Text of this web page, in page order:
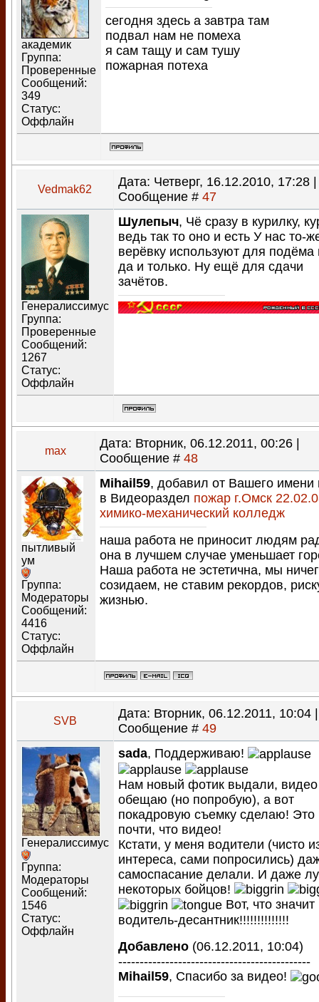
академик
Группа:
Проверенные
Сообщений:
349
Статус:
Оффлайн
сегодня здесь а завтра там
подвал нам не помеха
я сам тащу и сам тушу
пожарная потеха
Vedmak62
Дата: Четверг, 16.12.2010, 17:28 |
Сообщение # 47
Генералиссимус
Группа:
Проверенные
Сообщений:
1267
Статус:
Оффлайн
Шулепыч, Чё сразу в курилку,
ведь так то оно и есть У нас то-
верёвку используют для подёма
да и только. Ну ещё для сдачи
зачётов.
max
Дата: Вторник, 06.12.2011, 00:26 |
Сообщение # 48
пытливый
ум
Группа:
Модераторы
Сообщений:
4416
Статус:
Оффлайн
Mihail59, добавил от Вашего имени
в Видеораздел пожар г.Омск
химико-механический колледж
наша работа не приносит людям
она в лучшем случае уменьшает
Наша работа не эстетична, мы
созидаем, не ставим рекордов,
жизнью.
SVB
Дата: Вторник, 06.12.2011, 10:04 |
Сообщение # 49
Генералиссимус
Группа:
Модераторы
Сообщений:
1546
Статус:
Оффлайн
sada, Поддерживаю!
Нам новый фотик выдали,
обещаю (но попробую), а вот
покадровую съемку сделаю! Это
почти, что видео!
Кстати, у меня водители (чисто
интереса, сами попросились)
самоспасание делали. И даже
некоторых бойцов!
Вот, что значит
водитель-десантник!!!!!!!!!!!!!!
Добавлено (06.12.2011, 10:04)
---------------------------------------------
Mihail59, Спасибо за видео!